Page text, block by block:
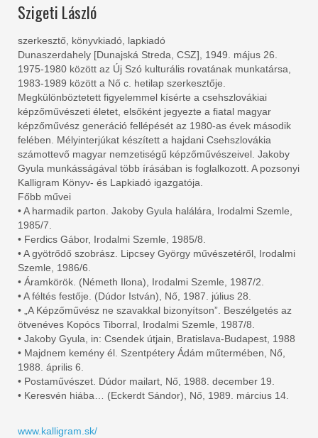
Szigeti László
szerkesztő, könyvkiadó, lapkiadó
Dunaszerdahely [Dunajská Streda, CSZ], 1949. május 26.
1975-1980 között az Új Szó kulturális rovatának munkatársa,
1983-1989 között a Nő c. hetilap szerkesztője.
Megkülönböztetett figyelemmel kísérte a csehszlovákiai
képzőművészeti életet, elsőként jegyezte a fiatal magyar
képzőművész generáció fellépését az 1980-as évek második
felében. Mélyinterjúkat készített a hajdani Csehszlovákia
számottevő magyar nemzetiségű képzőművészeivel. Jakoby
Gyula munkásságával több írásában is foglalkozott. A pozsonyi
Kalligram Könyv- és Lapkiadó igazgatója.
Főbb művei
• A harmadik parton. Jakoby Gyula halálára, Irodalmi Szemle,
1985/7.
• Ferdics Gábor, Irodalmi Szemle, 1985/8.
• A gyötrődő szobrász. Lipcsey György művészetéről, Irodalmi
Szemle, 1986/6.
• Áramkörök. (Németh Ilona), Irodalmi Szemle, 1987/2.
• A féltés festője. (Dúdor István), Nő, 1987. július 28.
• „A Képzőművész ne szavakkal bizonyítson”. Beszélgetés az
ötvenéves Kopócs Tiborral, Irodalmi Szemle, 1987/8.
• Jakoby Gyula, in: Csendek útjain, Bratislava-Budapest, 1988
• Majdnem kemény él. Szentpétery Ádám műtermében, Nő,
1988. április 6.
• Postaművészet. Dúdor mailart, Nő, 1988. december 19.
• Keresvén hiába… (Eckerdt Sándor), Nő, 1989. március 14.
www.kalligram.sk/